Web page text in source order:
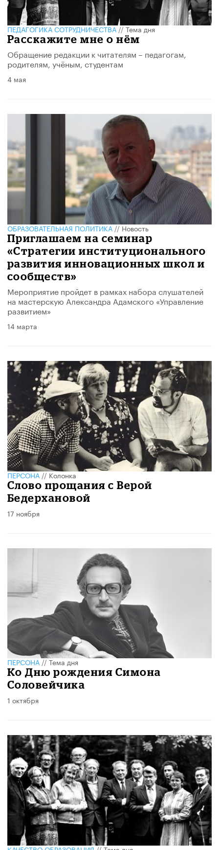
ПЕДАГОГИКА СОТРУДНИЧЕСТВА//Тема дня
Расскажите мне о нём
Обращение редакции к читателям – педагогам,
родителям, учёным, студентам
4 мая
ОБРАЗОВАТЕЛЬНАЯ ПОЛИТИКА//Новость
Приглашаем на семинар
«Стратегии институционального
развития инновационных школ и
сообществ»
Мероприятие пройдет в рамках набора слушателей
на мастерскую Александра Адамского «Управление
развитием»
14 марта
ПЕРСОНА//Колонка
Слово прощания с Верой
Бедерхановой
17 ноября
ПЕРСОНА//Тема дня
Ко Дню рождения Симона
Соловейчика
1 октября